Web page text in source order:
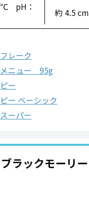
pH：
約 4.5 cm
レーク
メニュー 95g
ー
ー ベーシック
ーパー
ブラックモーリー